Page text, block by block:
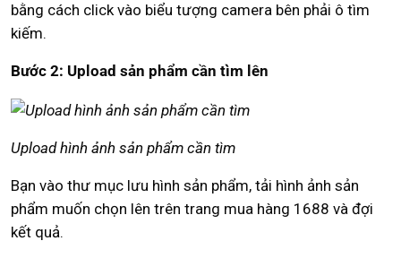
bằng cách click vào biểu tượng camera bên phải ô tìm
kiếm.
Bước 2: Upload sản phẩm cần tìm lên
Upload hình ảnh sản phẩm cần tìm
Bạn vào thư mục lưu hình sản phẩm, tải hình ảnh sản
phẩm muốn chọn lên trên trang mua hàng 1688 và đợi
kết quả.